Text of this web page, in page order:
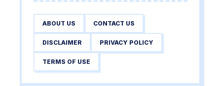
ABOUT US CONTACT US
DISCLAIMER PRIVACY POLICY
TERMS OF USE